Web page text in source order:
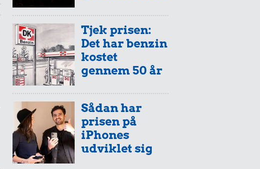
Tjek prisen:
Det har benzin
kostet
gennem 50 år
Sådan har
prisen på
iPhones
udviklet sig